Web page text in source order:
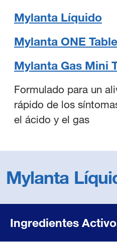
Mylanta Líquido
Mylanta ONE
Mylanta Gas Mini
Formulado para un
rápido de los
el ácido y el gas
Mylanta
Ingredientes